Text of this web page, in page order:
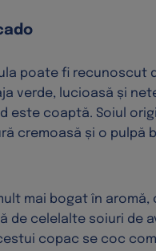
poate fi recunoscut
verde, lucioasă și
este coaptă. Soiul
cremoasă și o pulpă
mai bogat în aromă,
de celelalte soiuri de
copac se coc